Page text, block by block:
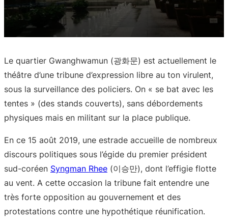
L’alignement des statues Yi Sun-Sin (01) et Sejong (02), et du
palais Gyeongbokgung (경복궁) ©FC
Le quartier Gwanghwamun (광화문) est actuellement le
théâtre d’une tribune d’expression libre au ton virulent,
sous la surveillance des policiers. On « se bat avec les
tentes » (des stands couverts), sans débordements
physiques mais en militant sur la place publique.
En ce 15 août 2019, une estrade accueille de nombreux
discours politiques sous l’égide du premier président
sud-coréen Syngman Rhee (이승만), dont l’effigie flotte
au vent. A cette occasion la tribune fait entendre une
très forte opposition au gouvernement et des
protestations contre une hypothétique réunification.